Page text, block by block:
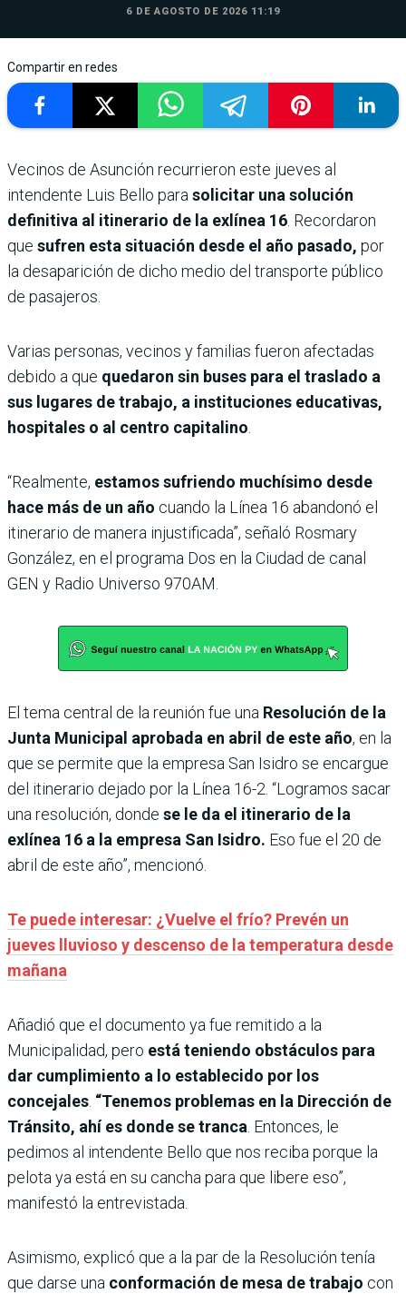
6 DE AGOSTO DE 2026 11:19
Compartir en redes
Vecinos de Asunción recurrieron este jueves al
intendente Luis Bello para solicitar una solución
definitiva al itinerario de la exlínea 16 . Recordaron
que sufren esta situación desde el año pasado, por
la desaparición de dicho medio del transporte público
de pasajeros.
Varias personas, vecinos y familias fueron afectadas
debido a que quedaron sin buses para el traslado a
sus lugares de trabajo, a instituciones educativas,
hospitales o al centro capitalino
“Realmente, estamos sufriendo muchísimo desde
hace más de un año cuando la Línea 16 abandonó el
itinerario de manera injustificada”, señaló Rosmary
González, en el programa Dos en la Ciudad de canal
GEN y Radio Universo 970AM.
El tema central de la reunión fue una Resolución de la
Junta Municipal aprobada en abril de este año, en la
que se permite que la empresa San Isidro se encargue
del itinerario dejado por la Línea 16-2. “Logramos sacar
una resolución, donde se le da el itinerario de la
exlínea 16 a la empresa San Isidro. Eso fue el 20 de
abril de este año”, mencionó.
Te puede interesar: ¿Vuelve el frío? Prevén un
jueves lluvioso y descenso de la temperatura desde
mañana
Añadió que el documento ya fue remitido a la
Municipalidad, pero está teniendo obstáculos para
dar cumplimiento a lo establecido por los
concejales “Tenemos problemas en la Dirección de
Tránsito, ahí es donde se tranca . Entonces, le
pedimos al intendente Bello que nos reciba porque la
pelota ya está en su cancha para que libere eso”,
manifestó la entrevistada.
Asimismo, explicó que a la par de la Resolución tenía
que darse una conformación de mesa de trabajo con